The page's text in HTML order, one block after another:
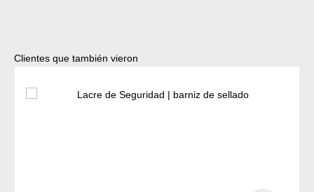
Omitir la galería de productos
Clientes que también vieron